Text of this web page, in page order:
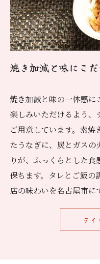
焼き加減と味にこ
焼き加減と味の一体感に
楽しみいただけるよう、
ご用意しています。素
たうなぎに、炭とガス
りが、ふっくらとした
保ちます。タレとご飯
店の味わいを名古屋市に
テイ